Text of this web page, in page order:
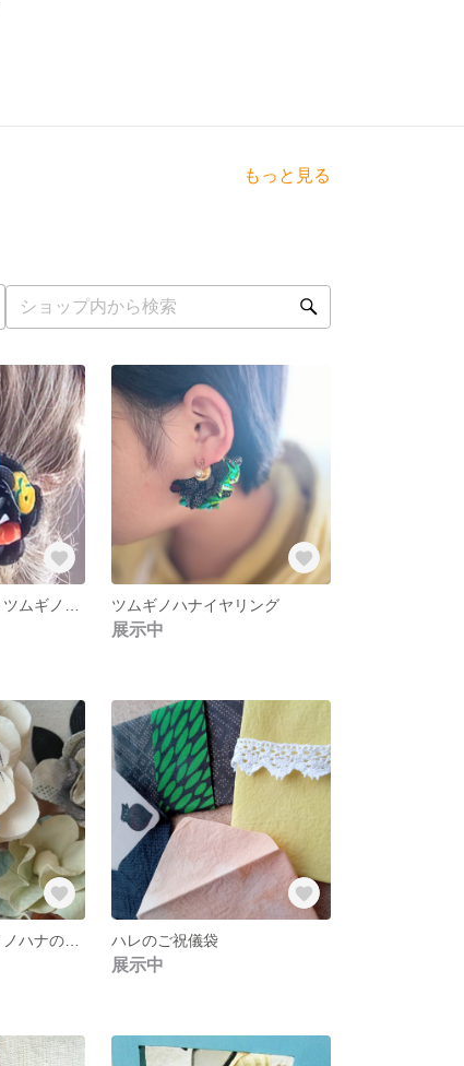
もっと見る
ツムギノハナイヤリング
展示中
ハレのご祝儀袋
展示中